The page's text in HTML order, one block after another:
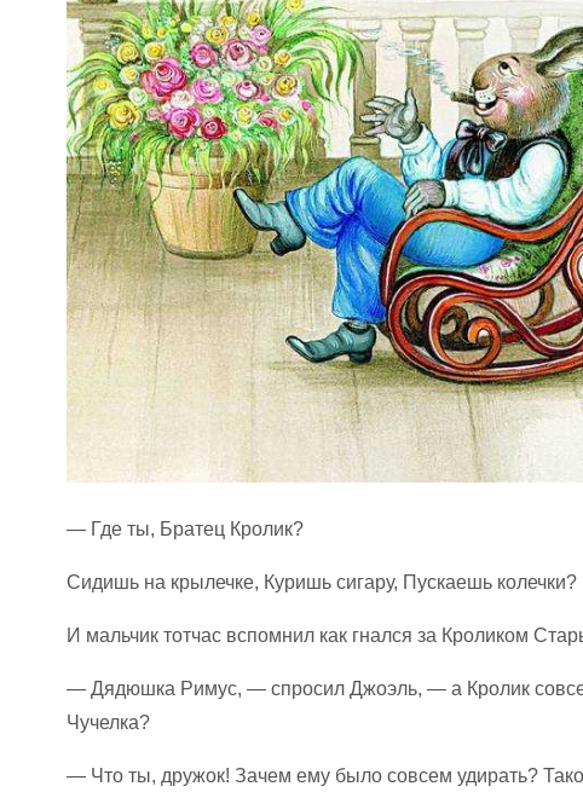
— Где ты, Братец Кролик?
Сидишь на крылечке, Куришь сигару, Пускаешь колечки?
И мальчик тотчас вспомнил как гнался за Кроликом
— Дядюшка Римус, — спросил Джоэль, — а Кролик
Чучелка?
— Что ты, дружок! Зачем ему было совсем удирать?